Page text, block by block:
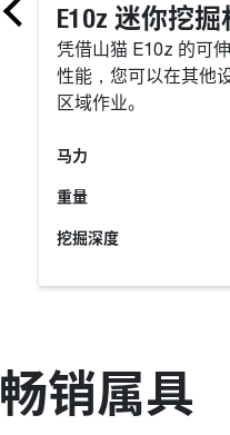
E10z 迷你挖掘
凭借山猫 E10z 的可
性能，您可以在其他
区域作业。
马力
重量
挖掘深度
畅销属具